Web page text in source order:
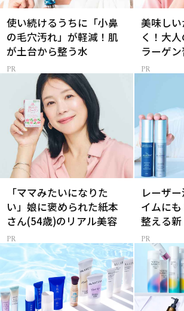
使い続けるうちに「小鼻
の毛穴汚れ」が軽減！肌
が土台から整う水
美味し
く！大
ラーゲ
「ママみたいになりた
い」娘に褒められた紙本
さん(54歳)のリアル美容
レーザ
イムに
整える
メ